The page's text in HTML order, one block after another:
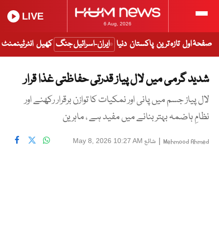
6 Aug, 2026
LIVE
صفحۂ اول تازہ ترین پاکستان دنیا ایران-اسرائیل جنگ کھیل انٹرٹینمنٹ
شدید گرمی میں لال پیاز قدرتی حفاظتی غذا قرار
لال پیاز جسم میں پانی اور نمکیات کا توازن برقرار رکھنے اور
نظامِ ہاضمہ بہتر بنانے میں مفید ہے ، ماہرین
Mehmood Ahmed
| شائع May 8, 2026 10:27 AM